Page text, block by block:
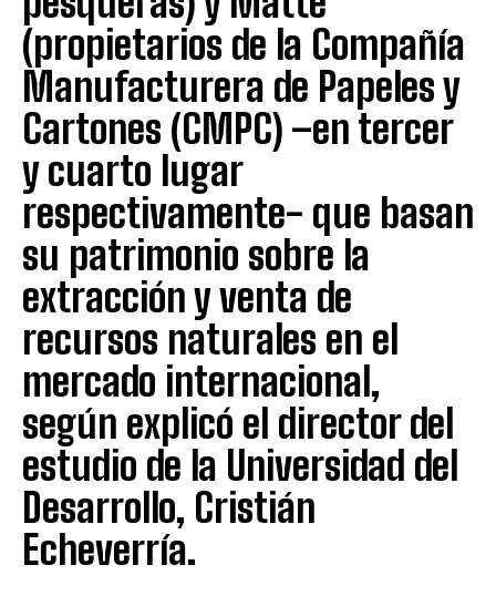
(propietarios de la Compañía
Manufacturera de Papeles y
Cartones (CMPC) –en tercer
y cuarto lugar
respectivamente- que basan
su patrimonio sobre la
extracción y venta de
recursos naturales en el
mercado internacional,
según explicó el director del
estudio de la Universidad del
Desarrollo, Cristián
Echeverría.